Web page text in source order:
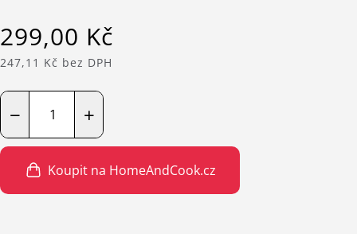
299,00 Kč
247,11 Kč bez DPH
+
−
Koupit na HomeAndCook.cz